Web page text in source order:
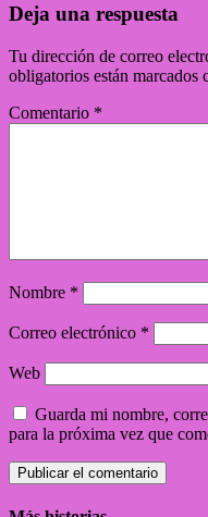
Deja una respuesta
Tu dirección de correo
obligatorios están marcados
Comentario *
Nombre *
Correo electrónico *
Web
Guarda mi nombre,
para la próxima vez que